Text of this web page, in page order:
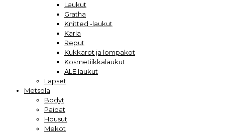
Laukut
Gratha
Knitted -laukut
Karla
Reput
Kukkarot ja lompakot
Kosmetiikkalaukut
ALE laukut
Lapset
Metsola
Bodyt
Paidat
Housut
Mekot